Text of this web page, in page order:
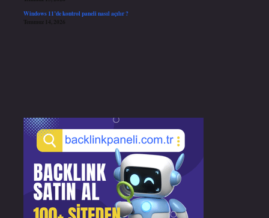
Windows 11’de kontrol paneli nasıl açılır ?
Temmuz 14, 2026